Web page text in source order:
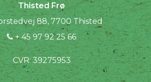
Thisted Frø
88, 7700 Thisted
+ 45 97 92 25 66
CVR: 39275953